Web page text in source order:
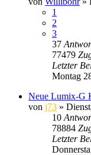
1
2
3
37
77479
Letzter
Montag
Neue Lumix-G
von j73 »
10
78884
Letzter